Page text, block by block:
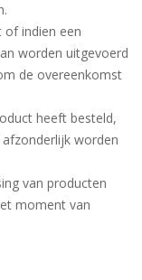
of indien een
worden uitgevoerd
de overeenkomst
heeft besteld,
worden
van producten
moment van